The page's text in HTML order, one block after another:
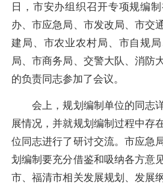
日，市安办组织召开专项规编
办、市应急局、市发改局、市交
建局、市农业农村局、市自规
局、市商务局、交警大队、消防
的负责同志参加了会议。
会上，规划编制单位的同志
展情况，并就规划 编制过程中存
位同志进行了研讨交流。 市应急
划编制要充分借鉴和吸纳各方意
市、福清市相关发展规划、 发展